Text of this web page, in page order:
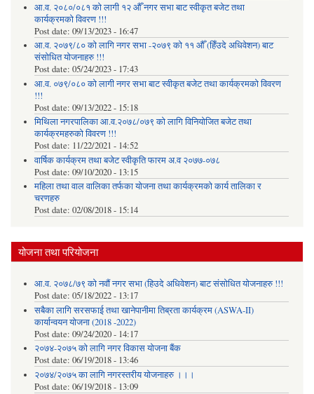
आ.व. २०८०/०८१ को लागी १२ औँ नगर सभा बाट स्वीकृत बजेट तथा
कार्यक्रमको विवरण !!!
Post date: 09/13/2023 - 16:47
आ.व. २०७९/८० को लागि नगर सभा -२०७९ को ११ औँ (हिँउदे अधिवेशन) बाट
संसोधित योजनाहरु !!!
Post date: 05/24/2023 - 17:43
आ.व. ०७९/०८० को लागी नगर सभा बाट स्वीकृत बजेट तथा कार्यक्रमको विवरण
!!!
Post date: 09/13/2022 - 15:18
मिथिला नगरपालिका आ.व.२०७८/०७९ को लागि विनियोजित बजेट तथा
कार्यक्रमहरुको विवरण !!!
Post date: 11/22/2021 - 14:52
वार्षिक कार्यक्रम तथा बजेट स्वीकृति फारम अ.व २०७७-०७८
Post date: 09/10/2020 - 13:15
महिला तथा वाल वालिका तर्फका याेजना तथा कार्यक्रमकाे कार्य तालिका र
चरणहरु
Post date: 02/08/2018 - 15:14
योजना तथा परियोजना
आ.व. २०७८/७९ को नवौं नगर सभा (हिउदे अधिवेशन) बाट संसोधित योजनाहरु !!!
Post date: 05/18/2022 - 13:17
सबैका लागि सरसफाई तथा खानेपानीमा तिब्रता कार्यक्रम (ASWA-II)
कार्यान्वयन योजना (2018 -2022)
Post date: 09/24/2020 - 14:17
२०७४-२०७५ को लागि नगर विकास योजना बैंक
Post date: 06/19/2018 - 13:46
२०७४/२०७५ का लागि नगरस्तरीय योजनाहरु ।।।
Post date: 06/19/2018 - 13:09